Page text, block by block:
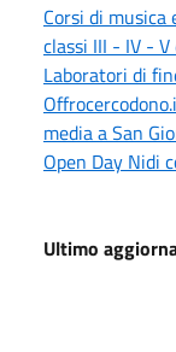
Corsi di
classi III - IV -
Laboratori di
media a San
Open Day Nidi
Ultimo